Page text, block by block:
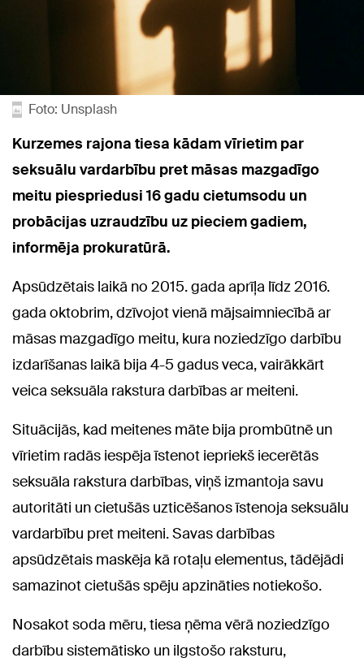
Foto: Unsplash
Kurzemes rajona tiesa kādam vīrietim par
seksuālu vardarbību pret māsas mazgadīgo
meitu piespriedusi 16 gadu cietumsodu un
probācijas uzraudzību uz pieciem gadiem,
informēja prokuratūrā.
Apsūdzētais laikā no 2015. gada aprīļa līdz 2016.
gada oktobrim, dzīvojot vienā mājsaimniecībā ar
māsas mazgadīgo meitu, kura noziedzīgo darbību
izdarīšanas laikā bija 4-5 gadus veca, vairākkārt
veica seksuāla rakstura darbības ar meiteni.
Situācijās, kad meitenes māte bija prombūtnē un
vīrietim radās iespēja īstenot iepriekš iecerētās
seksuāla rakstura darbības, viņš izmantoja savu
autoritāti un cietušās uzticēšanos īstenoja seksuālu
vardarbību pret meiteni. Savas darbības
apsūdzētais maskēja kā rotaļu elementus, tādējādi
samazinot cietušās spēju apzināties notiekošo.
Nosakot soda mēru, tiesa ņēma vērā noziedzīgo
darbību sistemātisko un ilgstošo raksturu,